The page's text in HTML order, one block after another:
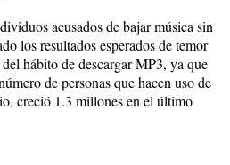
acusados de bajar música sin
los resultados esperados de temor
hábito de descargar MP3, ya que
de personas que hacen uso de
creció 1.3 millones en el último